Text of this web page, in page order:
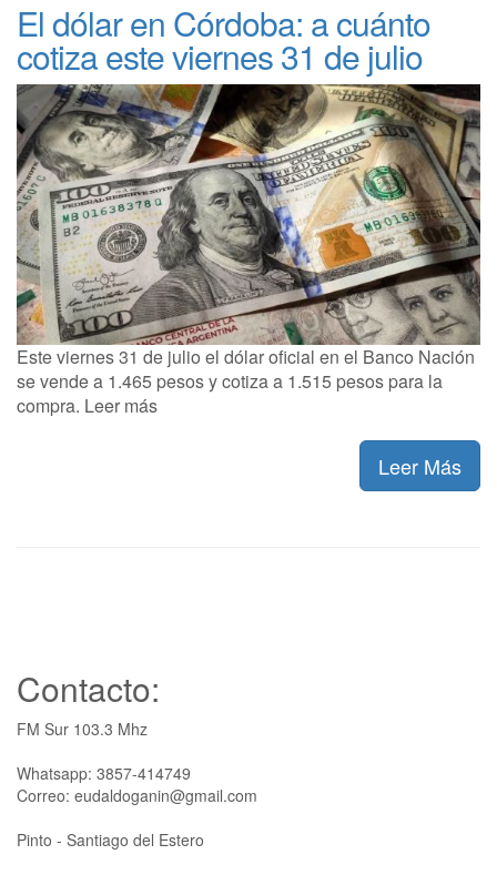
El dólar en Córdoba: a cuánto
cotiza este viernes 31 de julio
Este viernes 31 de julio el dólar oficial en el Banco Nación
se vende a 1.465 pesos y cotiza a 1.515 pesos para la
compra. Leer más
Leer Más
Contacto:
FM Sur 103.3 Mhz
Whatsapp: 3857-414749
Correo: eudaldoganin@gmail.com
Pinto - Santiago del Estero